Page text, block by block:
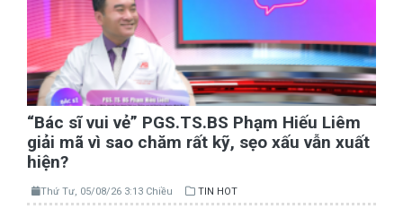
“Bác sĩ vui vẻ” PGS.TS.BS Phạm Hiếu Liêm
giải mã vì sao chăm rất kỹ, sẹo xấu vẫn xuất
hiện?
Thứ Tư, 05/08/26 3:13 Chiều TIN HOT